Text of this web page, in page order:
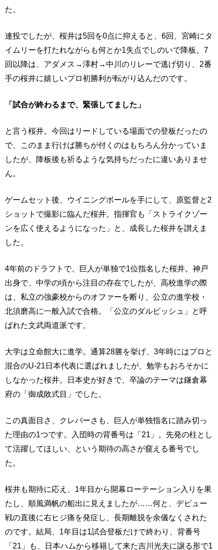
た。
連投でしたが、桜井は5回を0点に抑えると、6回、宮崎にタ
イムリーを打たれながらも何とか1失点でしのいで降板。7
回以降は、アダメス→澤村→中川のリレーで逃げ切り、2番
手の桜井に嬉しいプロ初勝利が転がり込んだのです。
「試合が終わるまで、緊張してました」
と言う桜井。今回はリードしている場面での登板だったの
で、このまま行けば勝ちが付くのはもちろん分かっていま
したが、降板後も祈るような気持ちだったに違いありませ
ん。
ゲームセット後、ウイニングボールを手にして、原監督と2
ショットで撮影に臨んだ桜井。指揮官も「ストライクゾー
ンを広く使えるようになった」と、成長した桜井を讃えま
した。
4年前のドラフトで、巨人が単独で1位指名した桜井。神戸
出身で、中学の頃から注目の存在でしたが、高校進学の際
は、私立の強豪校からのオファーを断り、公立の進学校・
北須磨高に一般入試で合格。「公立のダルビッシュ」と呼
ばれた文武両道派です。
大学は立命館大に進学。通算28勝を挙げ、3年時にはプロと
混合のU-21日本代表に選ばれましたが、勉学もおろそかに
しなかった桜井。日本史が好きで、卒論のテーマは鎌倉幕
府の「御成敗式目」でした。
この真面目さ、クレバーさも、巨人が単独指名に踏み切っ
た理由の1つです。入団時の背番号は「21」。先発の柱とし
て活躍してほしい、という期待の高さが窺える番号でし
た。
桜井も期待に応え、1年目から開幕ローテーション入りを果
たし、順風満帆の船出に見えましたが……何と、デビュー
戦の直後に右ヒジ痛を発症し、長期離脱を余儀なくされた
のです。結局、1年目は1試合登板だけで終わり、背番号
「21」も、日本ハムから移籍して来た吉川光夫に譲る形で1